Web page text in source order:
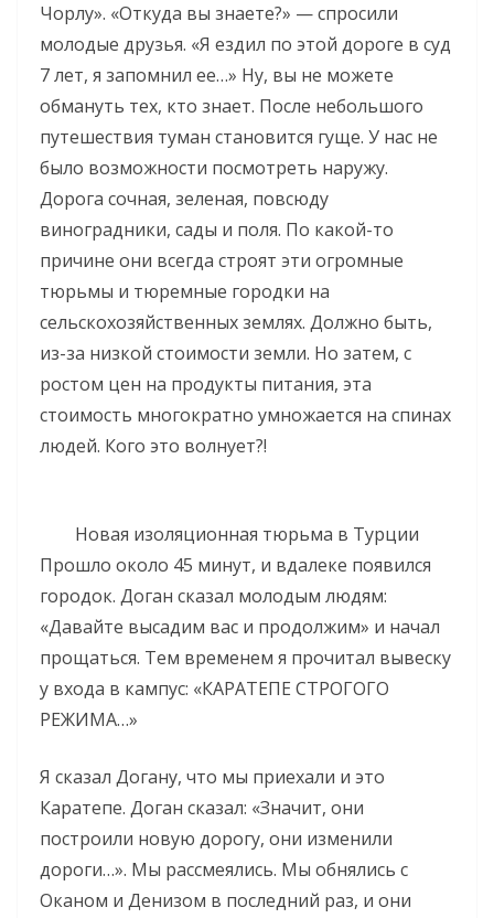
Чорлу». «Откуда вы знаете?» — спросили
молодые друзья. «Я ездил по этой дороге в суд
7 лет, я запомнил ее…» Ну, вы не можете
обмануть тех, кто знает. После небольшого
путешествия туман становится гуще. У нас не
было возможности посмотреть наружу.
Дорога сочная, зеленая, повсюду
виноградники, сады и поля. По какой-то
причине они всегда строят эти огромные
тюрьмы и тюремные городки на
сельскохозяйственных землях. Должно быть,
из-за низкой стоимости земли. Но затем, с
ростом цен на продукты питания, эта
стоимость многократно умножается на спинах
людей. Кого это волнует?!
Новая изоляционная тюрьма в Турции
Прошло около 45 минут, и вдалеке появился
городок. Доган сказал молодым людям:
«Давайте высадим вас и продолжим» и начал
прощаться. Тем временем я прочитал вывеску
у входа в кампус: «КАРАТЕПЕ СТРОГОГО
РЕЖИМА…»
Я сказал Догану, что мы приехали и это
Каратепе. Доган сказал: «Значит, они
построили новую дорогу, они изменили
дороги…». Мы рассмеялись. Мы обнялись с
Оканом и Денизом в последний раз, и они